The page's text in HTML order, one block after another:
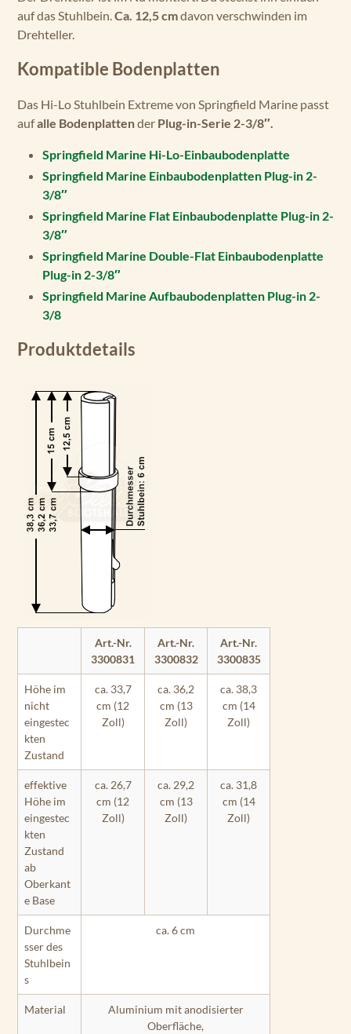
auf das Stuhlbein.Ca. 12,5 cmdavon verschwinden im
Drehteller.
Kompatible Bodenplatten
Das Hi-Lo Stuhlbein Extreme von Springfield Marine passt
aufalle Bodenplattender Plug-in-Serie 2-3/8″.
Springfield Marine Hi-Lo-Einbaubodenplatte
Springfield Marine Einbaubodenplatten Plug-in 2-
3/8″
Springfield Marine Flat Einbaubodenplatte Plug-in 2-
3/8″
Springfield Marine Double-Flat Einbaubodenplatte
Plug-in 2-3/8″
Springfield Marine Aufbaubodenplatten Plug-in 2-
3/8
Produktdetails
Art.-Nr.
3300831
Art.-Nr.
3300832
Art.-Nr.
3300835
Höhe im
nicht
eingestec
kten
Zustand
ca. 33,7
cm (12
Zoll)
ca. 36,2
cm (13
Zoll)
ca. 38,3
cm (14
Zoll)
effektive
Höhe im
eingestec
kten
Zustand
ab
Oberkant
e Base
ca. 26,7
cm (12
Zoll)
ca. 29,2
cm (13
Zoll)
ca. 31,8
cm (14
Zoll)
Durchme
sser des
Stuhlbein
s
ca. 6 cm
Material
Aluminium mit anodisierter
Oberfläche,